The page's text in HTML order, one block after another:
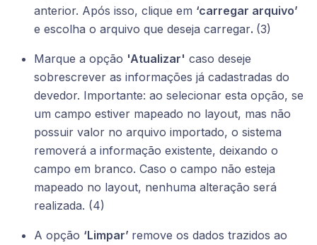
anterior. Após isso, clique em ‘carregar arquivo’
e escolha o arquivo que deseja carregar. (3)
Marque a opção 'Atualizar' caso deseje
sobrescrever as informações já cadastradas do
devedor. Importante: ao selecionar esta opção, se
um campo estiver mapeado no layout, mas não
possuir valor no arquivo importado, o sistema
removerá a informação existente, deixando o
campo em branco. Caso o campo não esteja
mapeado no layout, nenhuma alteração será
realizada. (4)
A opção ‘Limpar’ remove os dados trazidos ao